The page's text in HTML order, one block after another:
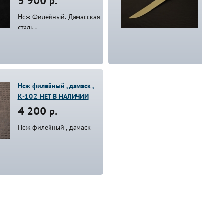
Нож Филейный. Дамасская
сталь .
Нож филейный , дамаск ,
К-102 НЕТ В НАЛИЧИИ
4 200 р.
Нож филейный , дамаск